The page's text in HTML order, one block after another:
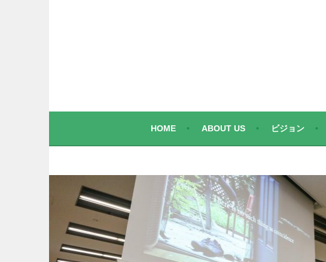
HOME ABOUT US ビジョン